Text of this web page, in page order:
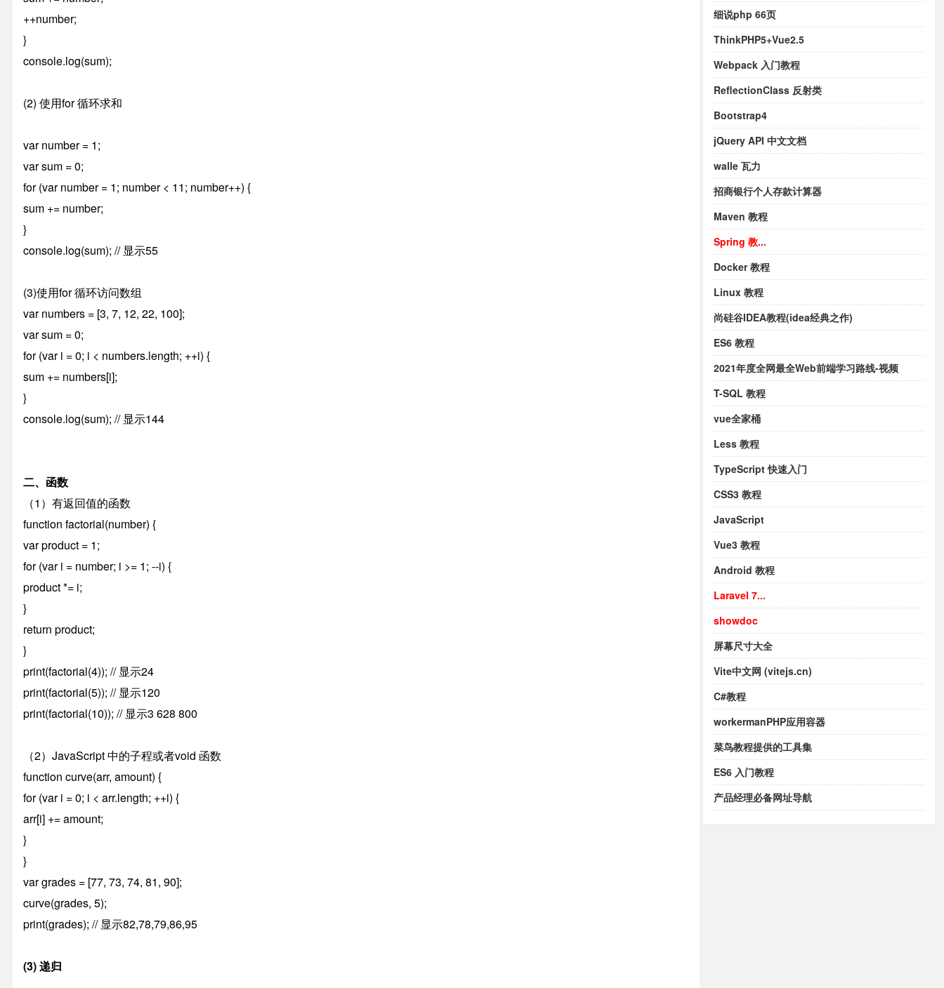
++number;
}
console.log(sum);
(2) 使用for 循环求和
var number = 1;
var sum = 0;
for (var number = 1; number < 11; number++) {
sum += number;
}
console.log(sum); // 显示55
(3)使用for 循环访问数组
var numbers = [3, 7, 12, 22, 100];
var sum = 0;
for (var i = 0; i < numbers.length; ++i) {
sum += numbers[i];
}
console.log(sum); // 显示144
二、函数
（1）有返回值的函数
function factorial(number) {
var product = 1;
for (var i = number; i >= 1; --i) {
product *= i;
}
return product;
}
print(factorial(4)); // 显示24
print(factorial(5)); // 显示120
print(factorial(10)); // 显示3 628 800
（2）JavaScript 中的子程或者void 函数
function curve(arr, amount) {
for (var i = 0; i < arr.length; ++i) {
arr[i] += amount;
}
}
var grades = [77, 73, 74, 81, 90];
curve(grades, 5);
print(grades); // 显示82,78,79,86,95
(3) 递归
细说php 66页
ThinkPHP5+Vue2.5
Webpack 入门教程
ReflectionClass 反射类
Bootstrap4
jQuery API 中文文档
walle 瓦力
招商银行个人存款计算器
Maven 教程
Spring 教...
Docker 教程
Linux 教程
尚硅谷IDEA教程(idea经典之作)
ES6 教程
2021年度全网最全Web前端学习路线-视频
T-SQL 教程
vue全家桶
Less 教程
TypeScript 快速入门
CSS3 教程
JavaScript
Vue3 教程
Android 教程
Laravel 7...
showdoc
屏幕尺寸大全
Vite中文网 (vitejs.cn)
C#教程
workermanPHP应用容器
菜鸟教程提供的工具集
ES6 入门教程
产品经理必备网址导航